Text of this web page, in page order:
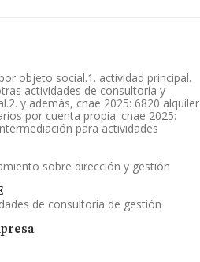
objeto social.1. actividad principal.
actividades de consultoría y
y además, cnae 2025: 6820 alquiler
por cuenta propia. cnae 2025:
para actividades
sobre dirección y gestión
de consultoría de gestión